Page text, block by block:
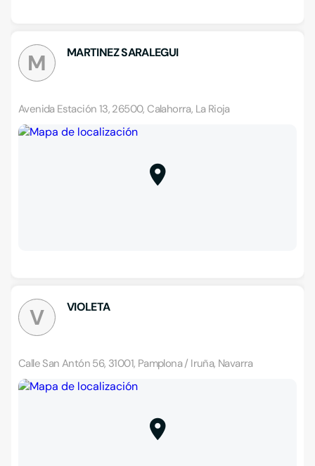
M MARTINEZ SARALEGUI
Avenida Estación 13, 26500, Calahorra, La Rioja
V VIOLETA
Calle San Antón 56, 31001, Pamplona / Iruña, Navarra